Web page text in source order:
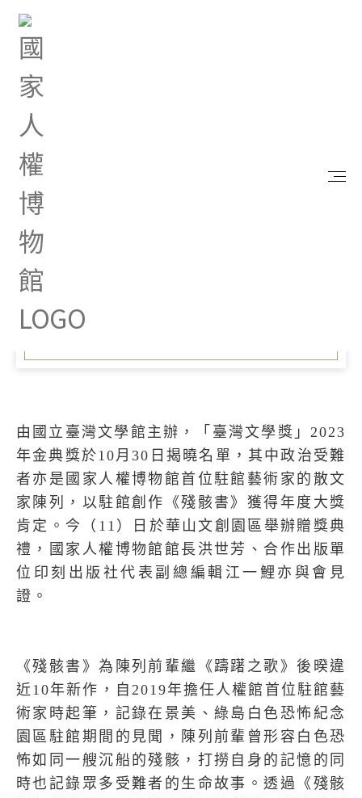
首頁
金典獎」年度大獎
Nov 11, 2023 |
骸書》獲頒「臺灣文學金典
獎」年度大獎
由國立臺灣文學館主辦，「臺灣文學獎」 2023
年金典獎於10月30 日揭曉名單，其中政治受難
者亦是國家人權博物館首位駐館藝術家的散文
家陳列，以駐館創作《殘骸書》獲得年度大獎
肯定。今（ 11 ）日於華山文創園區舉辦贈獎典
禮，國家人權博物館館長洪世芳、合作出版單
位印刻出版社代表副總編輯江一鯉亦與會見
證。
《殘骸書》為陳列前輩繼《躊躇之歌》後暌違
近10年新作，自 2019年擔任人權館首位駐館藝
術家時起筆，記錄在景美、綠島白色恐怖紀念
園區駐館期間的見聞，陳列前輩曾形容白色恐
怖如同一艘沉船的殘骸，打撈自身的記憶的同
時也記錄眾多受難者的生命故事。透過《殘骸